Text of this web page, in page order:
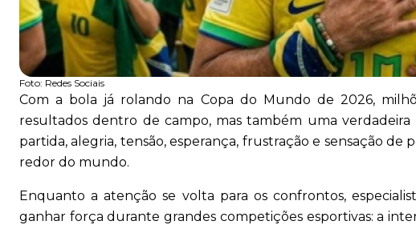
Foto: Redes Sociais
Com a bola já rolando na Copa do Mundo de 2026,
resultados dentro de campo, mas também uma
partida, alegria, tensão, esperança, frustração e sensação
redor do mundo.
Enquanto a atenção se volta para os confrontos,
ganhar força durante grandes competições esportivas: a